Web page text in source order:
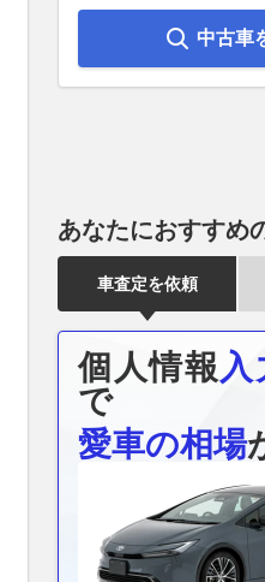
中古車
あなたにおすすめ
車査定を依頼
個人情報 入
で
愛車の相場